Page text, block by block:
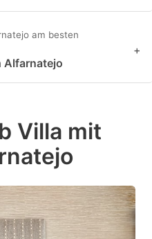
am besten
Alfarnatejo
+
Villa mit